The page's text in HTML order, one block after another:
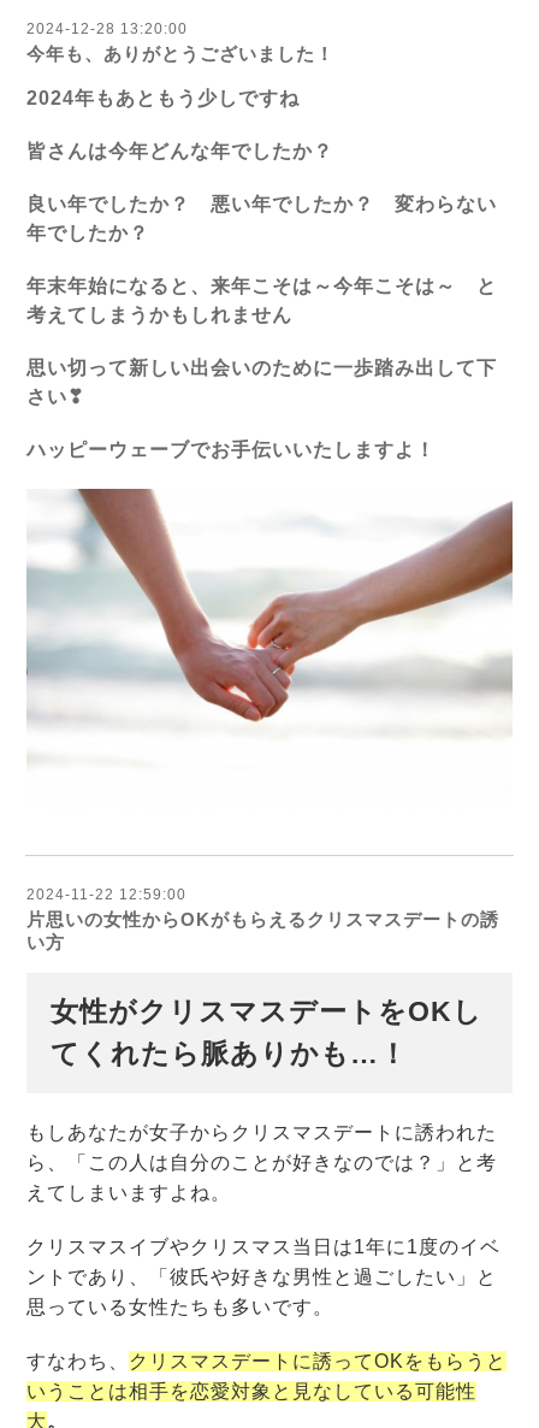
2024-12-28 13:20:00
今年も、ありがとうございました！
2024年もあともう少しですね
皆さんは今年どんな年でしたか？
良い年でしたか？ 悪い年でしたか？ 変わらない
年でしたか？
年末年始になると、来年こそは～今年こそは～ と
考えてしまうかもしれません
思い切って新しい出会いのために一歩踏み出して下
さい❣
ハッピーウェーブでお手伝いいたしますよ！
2024-11-22 12:59:00
片思いの女性からOKがもらえるクリスマスデートの誘
い方
女性がクリスマスデートをOKし
てくれたら脈ありかも…！
もしあなたが女子からクリスマスデートに誘われた
ら、「この人は自分のことが好きなのでは？」と考
えてしまいますよね。
クリスマスイブやクリスマス当日は1年に1度のイベ
ントであり、「彼氏や好きな男性と過ごしたい」と
思っている女性たちも多いです。
すなわち、
クリスマスデートに誘ってOKをもらうと
いうことは相手を恋愛対象と見なしている可能性
大。